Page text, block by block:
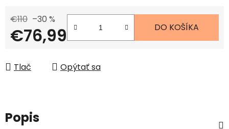
€110 –30 %
€76,99 DO KOŠÍKA
Tlač Opýtať sa
Popis